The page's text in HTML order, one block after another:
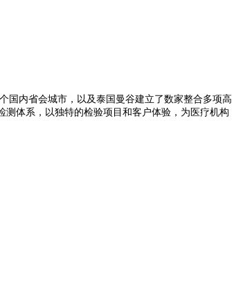
国内省会城市，以及泰国曼谷建立了数家整合多项高
体系，以独特的检验项目和客户体验，为医疗机构